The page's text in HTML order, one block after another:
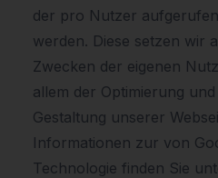
der pro Nutzer
werden. Diese setzen wir
Zwecken der eigenen
allem der Optimierung
Gestaltung unserer
Informationen zur von
Technologie finden Sie